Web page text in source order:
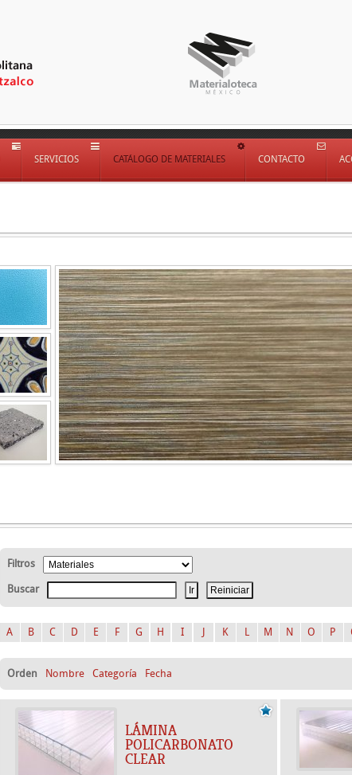
SERVICIOS CATÁLOGO DE MATERIALES CONTACTO
Filtros
Buscar
A B C D E F G H I K L M N O P
Orden Nombre Categoría Fecha
LÁMINA
POLICARBONATO
CLEAR